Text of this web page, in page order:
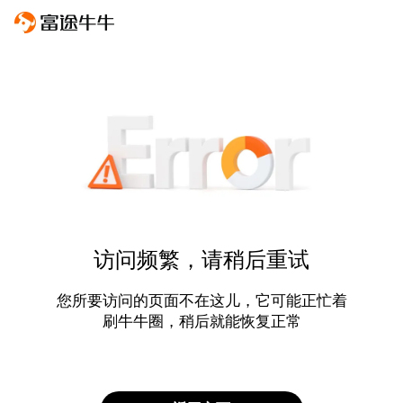
访问频繁，请稍后重试
您所要访问的页面不在这儿，它可能正忙着
刷牛牛圈，稍后就能恢复正常